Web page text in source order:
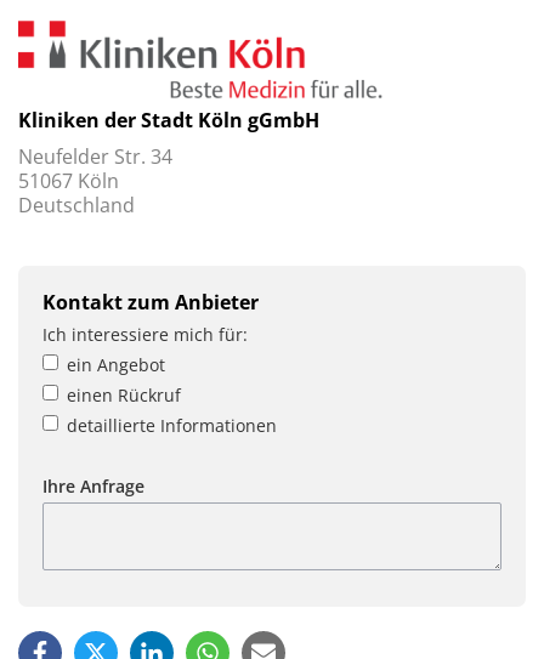
Kliniken der Stadt Köln gGmbH
Neufelder Str. 34
51067 Köln
Deutschland
Kontakt zum Anbieter
Ich interessiere mich für:
ein Angebot
einen Rückruf
detaillierte Informationen
Ihre Anfrage